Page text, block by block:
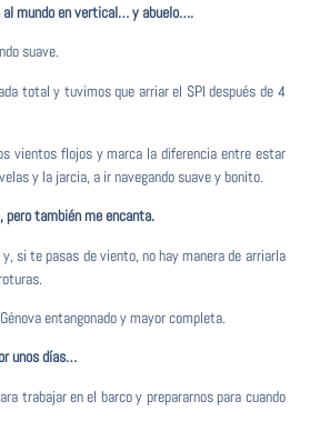
al mundo en vertical… y abuelo….
suave.
total y tuvimos que arriar el SPI después de 4
vientos flojos y marca la diferencia entre estar
y la jarcia, a ir navegando suave y bonito.
pero también me encanta.
si te pasas de viento, no hay manera de arriarla
entangonado y mayor completa.
unos días…
trabajar en el barco y prepararnos para cuando